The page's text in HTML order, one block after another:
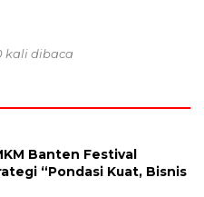
kali dibaca
Banten Festival
“Pondasi Kuat, Bisnis